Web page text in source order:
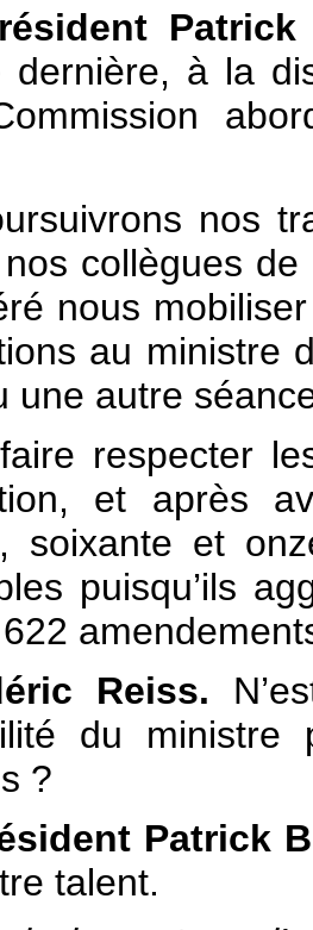
Patrick
dernière, à la
nos
collègues de
nous
au ministre
une autre
respecter
et après
soixante et
puisqu’ils
Reiss.
du
?
Patrick
talent.